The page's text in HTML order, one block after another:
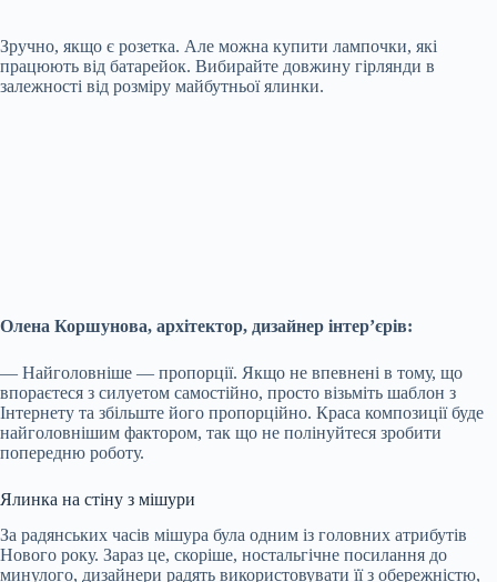
Зручно, якщо є розетка. Але можна купити лампочки, які
працюють від батарейок. Вибирайте довжину гірлянди в
залежності від розміру майбутньої ялинки.
Олена Коршунова, архітектор, дизайнер інтер’єрів:
— Найголовніше — пропорції. Якщо не впевнені в тому, що
впораєтеся з силуетом самостійно, просто візьміть шаблон з
Інтернету та збільште його пропорційно. Краса композиції буде
найголовнішим фактором, так що не полінуйтеся зробити
попередню роботу.
Ялинка на стіну з мішури
За радянських часів мішура була одним із головних атрибутів
Нового року. Зараз це, скоріше, ностальгічне посилання до
минулого, дизайнери радять використовувати її з обережністю,